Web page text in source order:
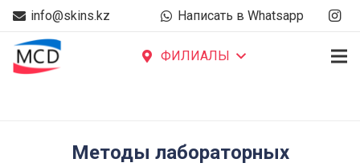
info@skins.kz Написать в Whatsapp
ФИЛИАЛЫ
Методы лабораторных